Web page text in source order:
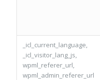
_icl_current_language,
_icl_visitor_lang_js,
wpml_referer_url,
wpml_admin_referer_url